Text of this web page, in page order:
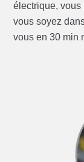
électrique, vous
vous soyez
vous en 30 min